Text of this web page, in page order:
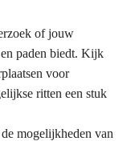
of jouw
paden biedt. Kijk
voor
ritten een stuk
mogelijkheden van